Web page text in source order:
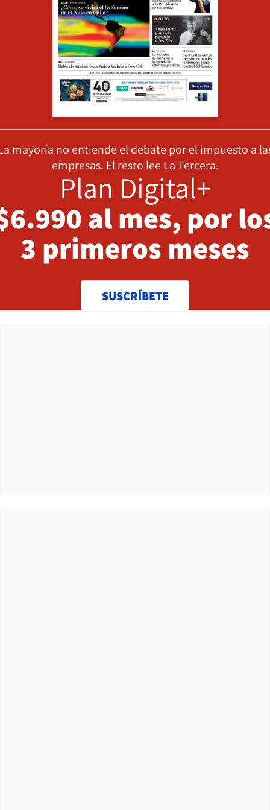
mayoría no entiende el debate por el impuesto a
empresas. El resto lee La Tercera.
Plan Digital+
al mes, por
3 primeros meses
SUSCRÍBETE